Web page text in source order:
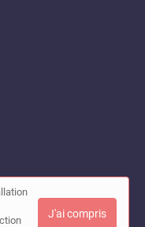
J'ai compris